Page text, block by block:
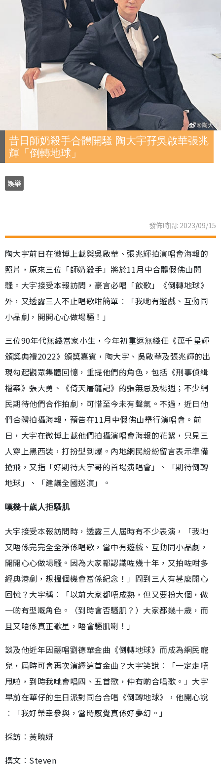
昔日師奶殺手合體開騷 陶大宇孖吳啟華張兆
輝「倒轉地球」
娛樂
發佈時間: 2023/09/15
陶大宇前日在微博上載與吳啟華、張兆輝拍演唱會海報的
照片，原來三位「師奶殺手」將於11月中合體假佛山開
騷。大宇接受本報訪問，豪言必唱「飲歌」《倒轉地球》
外，又透露三人不止唱歌咁簡單︰「我哋有遊戲、互動同
小品劇，開開心心做場騷！」
三位90年代無綫當家小生，今年初重返無綫任《萬千星輝
頒獎典禮2022》頒獎嘉賓，陶大宇、吳啟華及張兆輝的出
現勾起觀眾集體回憶，重提他們的角色，包括《刑事偵緝
檔案》張大勇、《倚天屠龍記》的張無忌及楊逍；不少網
民期待他們合作拍劇，可惜至今未有聲氣。不過，近日他
們合體拍攝海報，預告在11月中假佛山舉行演唱會。前
日，大宇在微博上載他們拍攝演唱會海報的花絮，只見三
人穿上黑西裝，打扮型到爆。內地網民紛紛留言表示準備
搶飛，又指「好期待大宇哥的首場演唱會」、「期待倒轉
地球」、「建議全國巡演」。
嘆幾十歲人拒騷肌
大宇接受本報訪問時，透露三人屆時有不少表演，「我哋
又唔係完完全全淨係唱歌，當中有遊戲、互動同小品劇，
開開心心做場騷。因為大家都認識咗幾十年，又拍咗咁多
經典港劇，想搵個機會當係紀念！」問到三人有甚麼開心
回憶？大宇稱︰「以前大家都唔成熟，但又要扮大個，做
一啲有型嘅角色。（到時會否騷肌？）大家都幾十歲，而
且又唔係真正歌星，唔會騷肌喇！」
談及他近年因翻唱劉德華金曲《倒轉地球》而成為網民寵
兒，屆時可會再次演繹這首金曲？大宇笑說︰「一定走唔
甩啦，到時我哋會唱四、五首歌，仲有啲合唱歌。」大宇
早前在華仔的生日派對同台合唱《倒轉地球》，他開心說
︰「我好榮幸參與，當時感覺真係好夢幻。」
採訪︰黃曉妍
撰文︰Steven